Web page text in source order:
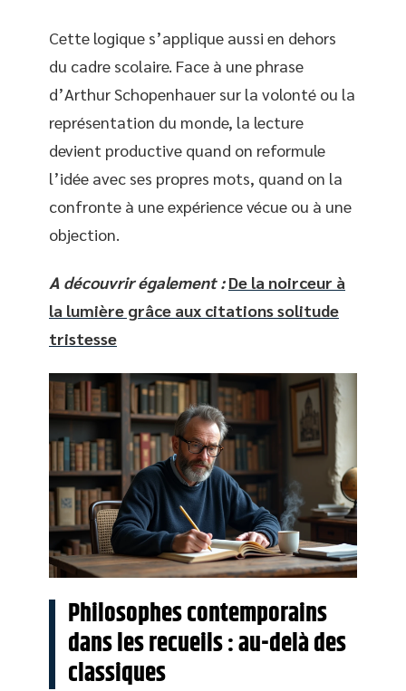
Cette logique s’applique aussi en dehors
du cadre scolaire. Face à une phrase
d’Arthur Schopenhauer sur la volonté ou la
représentation du monde, la lecture
devient productive quand on reformule
l’idée avec ses propres mots, quand on la
confronte à une expérience vécue ou à une
objection.
A découvrir également : De la noirceur à
la lumière grâce aux citations solitude
tristesse
Philosophes contemporains
dans les recueils : au-delà des
classiques